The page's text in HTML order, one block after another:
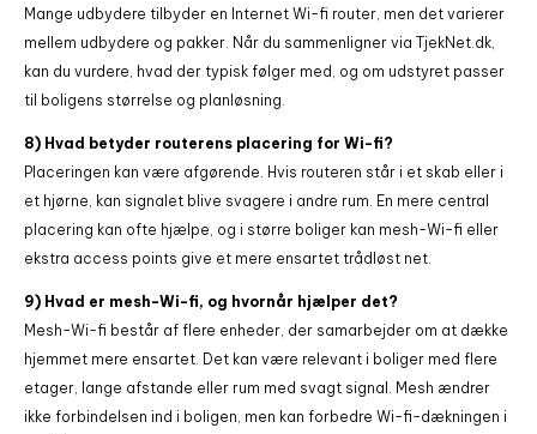
Mange udbydere tilbyder en Internet Wi-fi router, men det varierer
mellem udbydere og pakker. Når du sammenligner via TjekNet.dk,
kan du vurdere, hvad der typisk følger med, og om udstyret passer
til boligens størrelse og planløsning.
8) Hvad betyder routerens placering for Wi-fi?
Placeringen kan være afgørende. Hvis routeren står i et skab eller i
et hjørne, kan signalet blive svagere i andre rum. En mere central
placering kan ofte hjælpe, og i større boliger kan mesh-Wi-fi eller
ekstra access points give et mere ensartet trådløst net.
9) Hvad er mesh-Wi-fi, og hvornår hjælper det?
Mesh-Wi-fi består af flere enheder, der samarbejder om at dække
hjemmet mere ensartet. Det kan være relevant i boliger med flere
etager, lange afstande eller rum med svagt signal. Mesh ændrer
ikke forbindelsen ind i boligen, men kan forbedre Wi-fi-dækningen i